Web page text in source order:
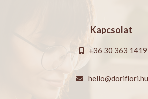
Kapcsolat
+36 30 363 1419
hello@doriflori.hu